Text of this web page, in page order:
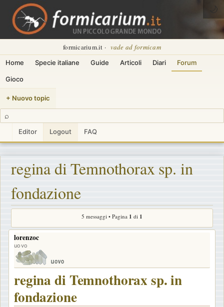
formicarium.it · vade ad formicam
Home Specie italiane Guide Articoli Diari Forum
Gioco
+ Nuovo topic
⌕
Editor Logout FAQ
🌙
regina di Temnothorax sp. in
fondazione
5 messaggi • Pagina 1 di 1
lorenzoc
uovo
regina di Temnothorax sp. in
fondazione